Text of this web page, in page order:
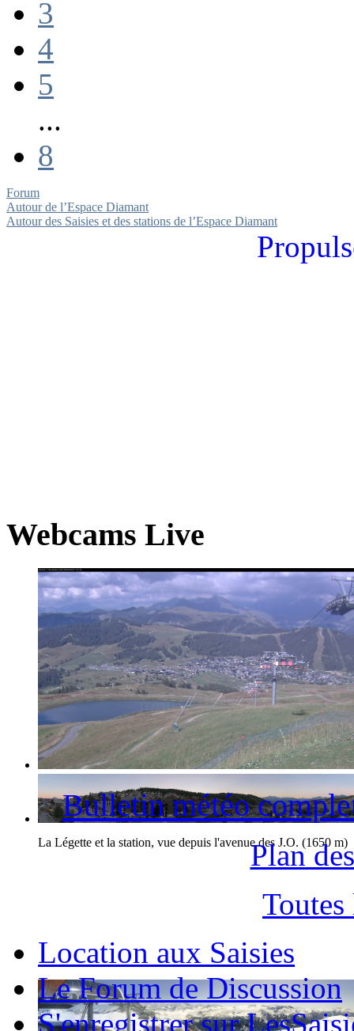
3
4
5
...
8
Forum
Autour de l’Espace Diamant
Autour des Saisies et des stations de l’Espace Diamant
Webcams Live
La station des Saisies et le Mont-Blanc
La Légette et la station, vue depuis l'avenue des J.O. (1650 m)
Bulletin météo
Plan
Toutes
Location aux Saisies
Le Forum de Discussion
S'enregistrer sur